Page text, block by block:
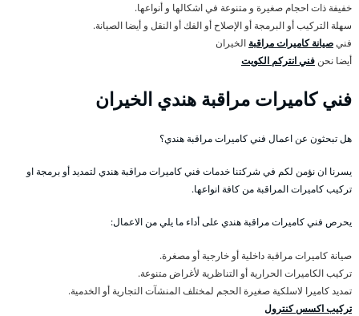
خفيفة ذات احجام صغيرة و متنوعة في اشكالها و أنواعها.
سهلة التركيب أو البرمجة أو الإصلاح أو الفك أو النقل و أيضا الصيانة.
فنيصيانة كاميرات مراقبة الخيران
أيضا نحن فني انتركم الكويت
فني كاميرات مراقبة هندي الخيران
هل تبحثون عن اعمال فني كاميرات مراقبة هندي؟
يسرنا ان نؤمن لكم في شركتنا خدمات فني كاميرات مراقبة هندي لتمديد أو برمجة او
تركيب كاميرات المراقبة من كافة انواعها.
يحرص فني كاميرات مراقبة هندي على أداء ما يلي من الاعمال:
صيانة كاميرات مراقبة داخلية أو خارجية أو مصغرة.
تركيب الكاميرات الحرارية أو التناظرية لأغراض متنوعة.
تمديد كاميرا لاسلكية صغيرة الحجم لمختلف المنشآت التجارية أو الخدمية.
تركيب اكسس كنترول